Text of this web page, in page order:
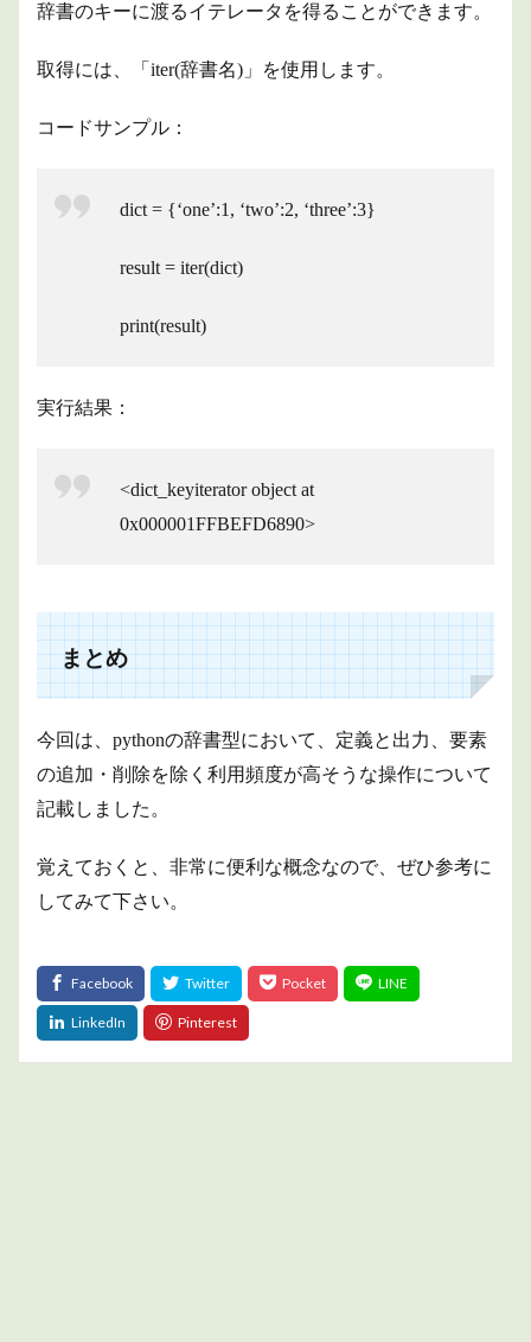
辞書のキーに渡るイテレータを得ることができます。
取得には、「iter(辞書名)」を使用します。
コードサンプル：
dict = {‘one’:1, ‘two’:2, ‘three’:3}
result = iter(dict)
print(result)
実行結果：
<dict_keyiterator object at
0x000001FFBEFD6890>
まとめ
今回は、pythonの辞書型において、定義と出力、要素
の追加・削除を除く利用頻度が高そうな操作について
記載しました。
覚えておくと、非常に便利な概念なので、ぜひ参考に
してみて下さい。